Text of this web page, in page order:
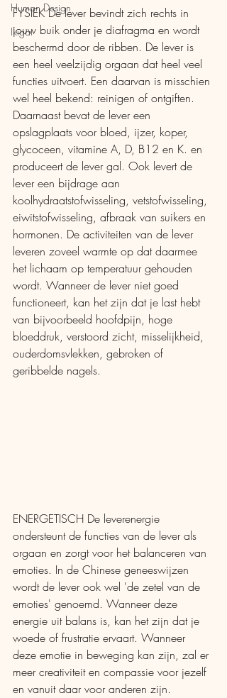
Human Design
Ikigai
FYSIEK De lever bevindt zich rechts in
jouw buik onder je diafragma en wordt
beschermd door de ribben. De lever is
een heel veelzijdig orgaan dat heel veel
functies uitvoert. Een daarvan is misschien
wel heel bekend: reinigen of ontgiften.
Daarnaast bevat de lever een
opslagplaats voor bloed, ijzer, koper,
glycoceen, vitamine A, D, B12 en K. en
produceert de lever gal. Ook levert de
lever een bijdrage aan
koolhydraatstofwisseling, vetstofwisseling,
eiwitstofwisseling, afbraak van suikers en
hormonen. De activiteiten van de lever
leveren zoveel warmte op dat daarmee
het lichaam op temperatuur gehouden
wordt. Wanneer de lever niet goed
functioneert, kan het zijn dat je last hebt
van bijvoorbeeld hoofdpijn, hoge
bloeddruk, verstoord zicht, misselijkheid,
ouderdomsvlekken, gebroken of
geribbelde nagels.
ENERGETISCH De leverenergie
ondersteunt de functies van de lever als
orgaan en zorgt voor het balanceren van
emoties. In de Chinese geneeswijzen
wordt de lever ook wel 'de zetel van de
emoties' genoemd. Wanneer deze
energie uit balans is, kan het zijn dat je
woede of frustratie ervaart. Wanneer
deze emotie in beweging kan zijn, zal er
meer creativiteit en compassie voor jezelf
en vanuit daar voor anderen zijn.